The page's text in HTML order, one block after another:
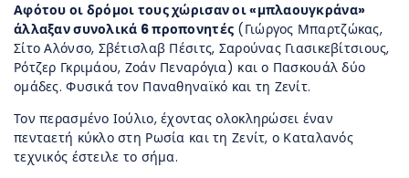
Αφότου οι δρόμοι τους χώρισαν οι «μπλαουγκράνα»
άλλαξαν συνολικά 6 προπονητές (Γιώργος Μπαρτζώκας,
Σίτο Αλόνσο, Σβέτισλαβ Πέσιτς, Σαρούνας Γιασικεβίτσιους,
Ρότζερ Γκριμάου, Ζοάν Πεναρόγια) και ο Πασκουάλ δύο
ομάδες. Φυσικά τον Παναθηναϊκό και τη Ζενίτ.
Τον περασμένο Ιούλιο, έχοντας ολοκληρώσει έναν
πενταετή κύκλο στη Ρωσία και τη Ζενίτ, ο Καταλανός
τεχνικός έστειλε το σήμα.